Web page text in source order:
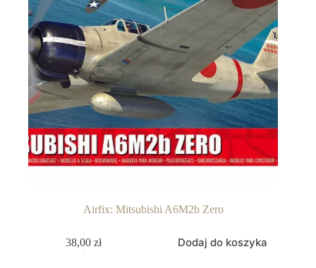
Airfix: Mitsubishi A6M2b Zero
38,00zł Dodaj do koszyka